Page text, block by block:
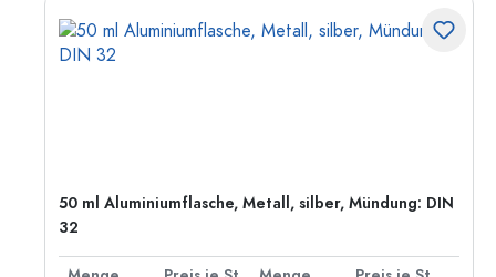
50 ml Aluminiumflasche, Metall, silber, Mündung: DIN
32